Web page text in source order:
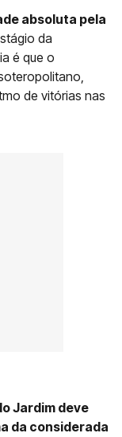
absoluta pela
da
é que o
de vitórias nas
Jardim deve
da considerada